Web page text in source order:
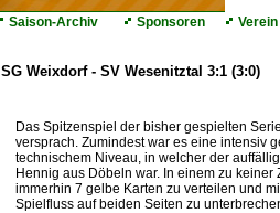
Saison-Archiv Sponsoren Verein
SG Weixdorf - SV Wesenitztal 3:1 (3:0)
Das Spitzenspiel der bisher gespielten
versprach. Zumindest war es eine intensiv
technischem Niveau, in welcher der
Hennig aus Döbeln war. In einem zu keiner
immerhin 7 gelbe Karten zu verteilen und
Spielfluss auf beiden Seiten zu